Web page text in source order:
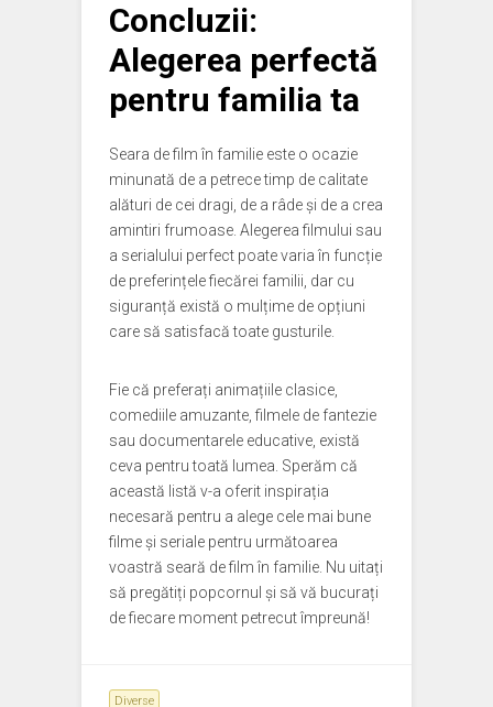
Concluzii:
Alegerea perfectă
pentru familia ta
Seara de film în familie este o ocazie
minunată de a petrece timp de calitate
alături de cei dragi, de a râde și de a crea
amintiri frumoase. Alegerea filmului sau
a serialului perfect poate varia în funcție
de preferințele fiecărei familii, dar cu
siguranță există o mulțime de opțiuni
care să satisfacă toate gusturile.
Fie că preferați animațiile clasice,
comediile amuzante, filmele de fantezie
sau documentarele educative, există
ceva pentru toată lumea. Sperăm că
această listă v-a oferit inspirația
necesară pentru a alege cele mai bune
filme și seriale pentru următoarea
voastră seară de film în familie. Nu uitați
să pregătiți popcornul și să vă bucurați
de fiecare moment petrecut împreună!
Diverse